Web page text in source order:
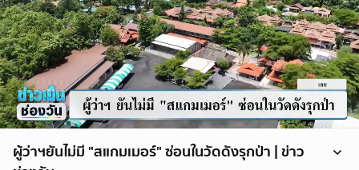
ผู้ว่าฯยันไม่มี "สแกมเมอร์" ซ่อนในวัดดังรุกป่า | ข่าว